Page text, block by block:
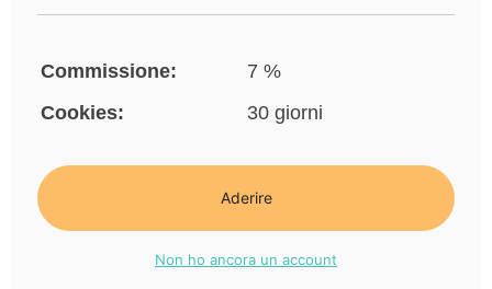
Commissione:
7 %
Cookies:
30 giorni
Aderire
Non ho ancora un account